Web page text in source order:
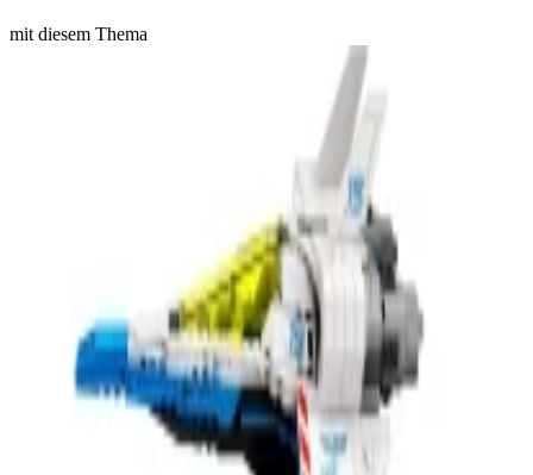
mit diesem Thema